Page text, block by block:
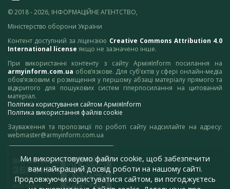
© 2018 - 2026, ІНФОРМАЦІЙНЕ АГЕНТСТВО,
Міністерство оборони України
Контент доступний за ліцензією Creative Commons Attribution 4.0
International license якщо не зазначено інше.
При використанні контенту з сайту АрміяInform посилання на
armyinform.com.ua обов’язкове. Для суб’єктів у сфері онлайн-медіа
обов’язковим є розміщення у першому абзаці матеріалу прямого та
відкритого для пошукових систем гіперпосилання на цитований
матеріал.
Політика користування сайтом АрміяInform
Політика використання файлів cookie
Зауваження та пропозиції по роботі сайту надсилайте на адресу:
webmaster@armyinform.com.ua
Ми використовуємо файли cookie, щоб забезпечити
вам найкращий досвід роботи на нашому сайті.
Продовжуючи користуватися сайтом, ви погоджуєтесь